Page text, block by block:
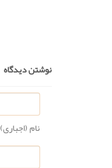
نوشتن دیدگاه
نام (اجباری)